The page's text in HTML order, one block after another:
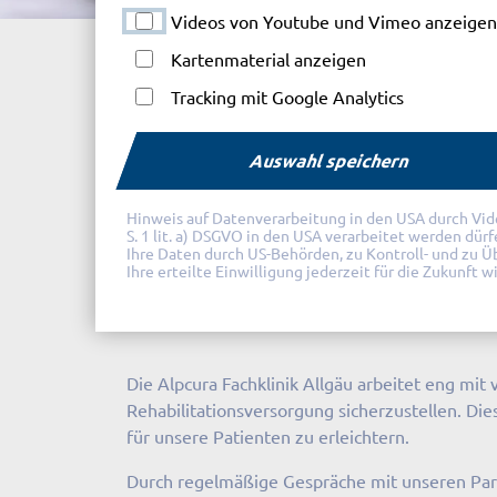
Alpcura Fachklinik Allgäu
Partner &
erfahren
Die Alpcura Fachklinik Allgäu arbeitet eng
Rehabilitationsversorgung sicherzustellen.
für unsere Patienten zu erleichtern.
Durch regelmäßige Gespräche mit unseren
Videos von Youtube und Vimeo anzeigen
Kartenmaterial anzeigen
Tracking mit Google Analytics
Auswahl speichern
Hinweis auf Datenverarbeitung in den USA durch
S. 1 lit. a) DSGVO in den USA verarbeitet werden
Ihre Daten durch US-Behörden, zu Kontroll- und zu
Ihre erteilte Einwilligung jederzeit für die Zukunft